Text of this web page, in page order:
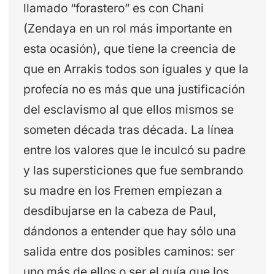
llamado “forastero” es con Chani
(Zendaya en un rol más importante en
esta ocasión), que tiene la creencia de
que en Arrakis todos son iguales y que la
profecía no es más que una justificación
del esclavismo al que ellos mismos se
someten década tras década. La línea
entre los valores que le inculcó su padre
y las supersticiones que fue sembrando
su madre en los Fremen empiezan a
desdibujarse en la cabeza de Paul,
dándonos a entender que hay sólo una
salida entre dos posibles caminos: ser